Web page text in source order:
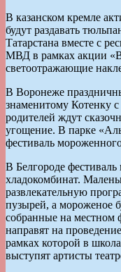
В казанском кремле
будут раздавать
Татарстана вместе с
МВД в рамках акции
светоотражающие
В Воронеже
знаменитому Котенку
родителей ждут
угощение. В парке
фестиваль
В Белгороде
хладокомбинат.
развлекательную
пузырей, а мороженое
собранные на местном
направят на
рамках которой в
выступят артисты